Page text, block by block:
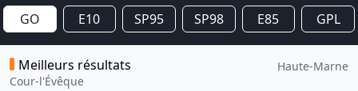
GO E10 SP95 SP98 E85 GPL
Meilleurs résultats
Cour-l'Évêque
Haute-Marne